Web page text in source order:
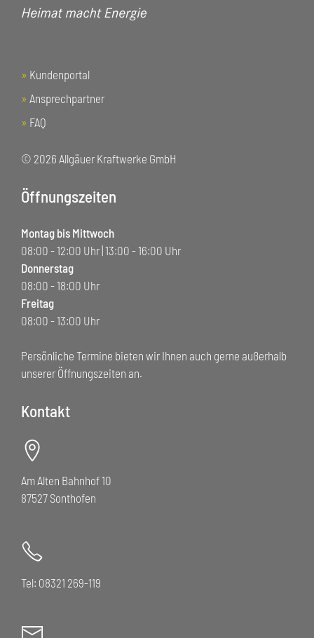
» Kundenportal
» Ansprechpartner
» FAQ
© 2026 Allgäuer Kraftwerke GmbH
Öffnungszeiten
Montag bis Mittwoch
08:00 - 12:00 Uhr | 13:00 - 16:00 Uhr
Donnerstag
08:00 - 18:00 Uhr
Freitag
08:00 - 13:00 Uhr
Persönliche Termine bieten wir Ihnen auch gerne außerhalb
unserer Öffnungszeiten an.
Kontakt
Am Alten Bahnhof 10
87527 Sonthofen
Tel: 08321 269-119